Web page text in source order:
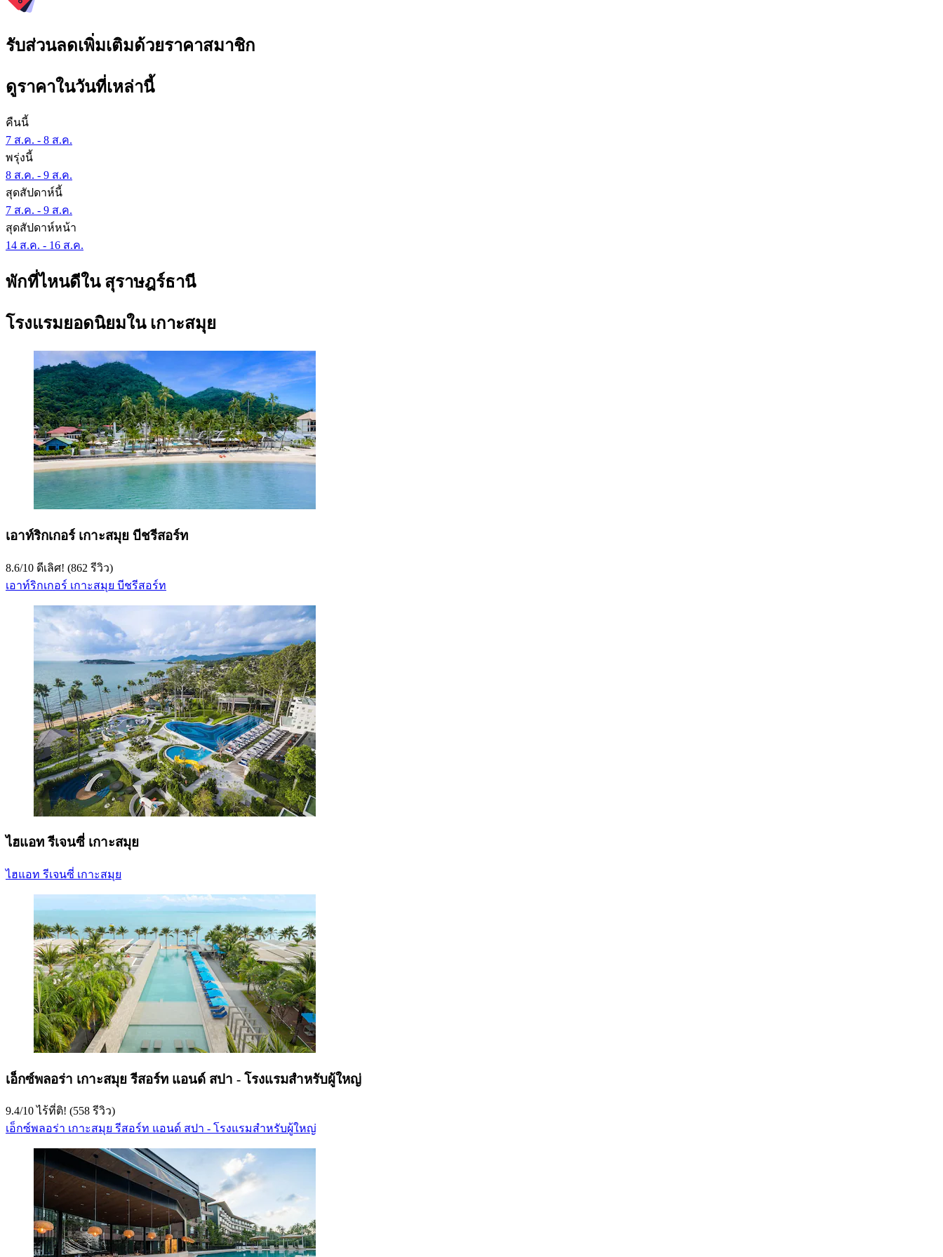
รับส่วนลดเพิ่มเติมด้วยราคาสมาชิก
ดูราคาในวันที่เหล่านี้
คืนนี้
7 ส.ค. - 8 ส.ค.
พรุ่งนี้
8 ส.ค. - 9 ส.ค.
สุดสัปดาห์นี้
7 ส.ค. - 9 ส.ค.
สุดสัปดาห์หน้า
14 ส.ค. - 16 ส.ค.
พักที่ไหนดีใน สุราษฎร์ธานี
โรงแรมยอดนิยมใน เกาะสมุย
เอาท์ริกเกอร์ เกาะสมุย บีชรีสอร์ท
8.6/10 ดีเลิศ! (862 รีวิว)
เอาท์ริกเกอร์ เกาะสมุย บีชรีสอร์ท
ไฮแอท รีเจนซี่ เกาะสมุย
ไฮแอท รีเจนซี่ เกาะสมุย
เอ็กซ์พลอร่า เกาะสมุย รีสอร์ท แอนด์ สปา - โรงแรมสำหรับผู้ใหญ่
9.4/10ไร้ที่ติ! (558 รีวิว)
เอ็กซ์พลอร่า เกาะสมุย รีสอร์ท แอนด์ สปา - โรงแรมสำหรับผู้ใหญ่